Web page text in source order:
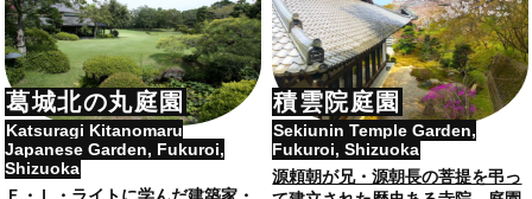
葛城北の丸庭園
Katsuragi Kitanomaru
Japanese Garden, Fukuroi,
Shizuoka
Ｆ・Ｌ・ライトに学んだ建築家・
積雲院庭園
Sekiunin Temple Garden,
Fukuroi, Shizuoka
源頼朝が兄・源朝長の菩提を弔っ